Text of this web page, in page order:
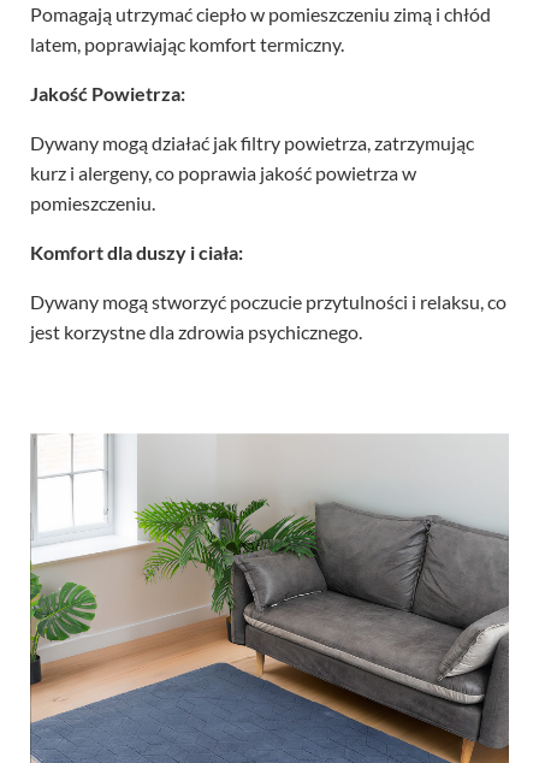
Pomagają utrzymać ciepło w pomieszczeniu zimą i chłód
latem, poprawiając komfort termiczny.
Jakość Powietrza:
Dywany mogą działać jak filtry powietrza, zatrzymując
kurz i alergeny, co poprawia jakość powietrza w
pomieszczeniu.
Komfort dla duszy i ciała:
Dywany mogą stworzyć poczucie przytulności i relaksu, co
jest korzystne dla zdrowia psychicznego.